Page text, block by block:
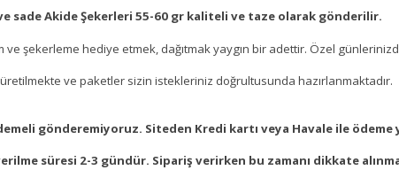
sade Akide Şekerleri 55-60 gr kaliteli ve taze olarak gönderilir.
şekerleme hediye etmek, dağıtmak yaygın bir adettir. Özel
ve paketler sizin istekleriniz doğrultusunda hazırlanmaktadır.
gönderemiyoruz. Siteden Kredi kartı veya Havale ile ödeme
süresi 2-3 gündür. Sipariş verirken bu zamanı dikkate